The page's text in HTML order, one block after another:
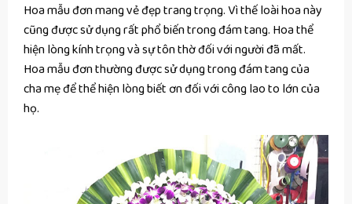
Hoa mẫu đơn mang vẻ đẹp trang trọng. Vì thế loài hoa này
cũng được sử dụng rất phổ biến trong đám tang. Hoa thể
hiện lòng kính trọng và sự tôn thờ đối với người đã mất.
Hoa mẫu đơn thường được sử dụng trong đám tang của
cha mẹ để thể hiện lòng biết ơn đối với công lao to lớn của
họ.